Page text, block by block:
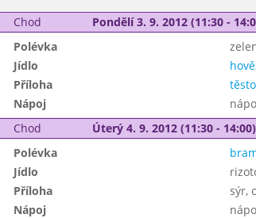
Chod Pondělí 3. 9. 2012 (11:30 -
Polévka
Jídlo
Příloha
Nápoj
Chod Úterý 4. 9. 2012 (11:30 - 14:00)
Polévka
Jídlo
Příloha
sýr,
Nápoj